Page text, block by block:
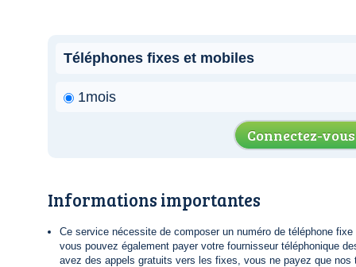
Téléphones fixes et mobiles
1mois
Connectez-
Informations importantes
Ce service nécessite de composer un numéro de téléphone
vous pouvez également payer votre fournisseur téléphonique
avez des appels gratuits vers les fixes, vous ne payez que nos